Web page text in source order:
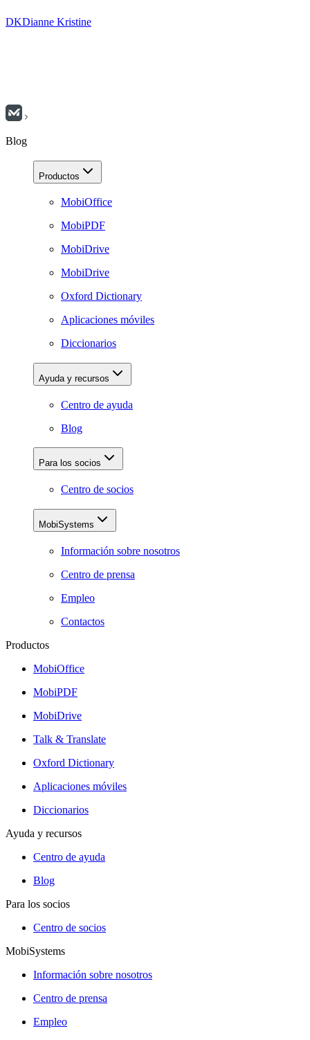
DKDianne Kristine
Blog
Productos
MobiOffice
MobiPDF
MobiDrive
MobiDrive
Oxford Dictionary
Aplicaciones móviles
Diccionarios
Ayuda y recursos
Centro de ayuda
Blog
Para los socios
Centro de socios
MobiSystems
Información sobre nosotros
Centro de prensa
Empleo
Contactos
Productos
MobiOffice
MobiPDF
MobiDrive
Talk & Translate
Oxford Dictionary
Aplicaciones móviles
Diccionarios
Ayuda y recursos
Centro de ayuda
Blog
Para los socios
Centro de socios
MobiSystems
Información sobre nosotros
Centro de prensa
Empleo